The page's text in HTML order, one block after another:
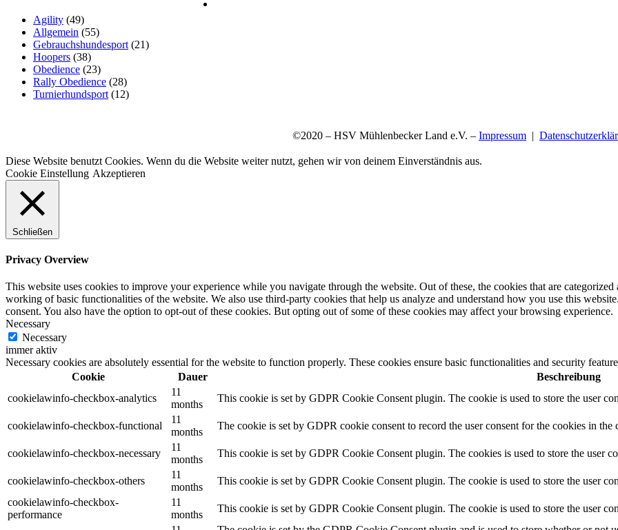
Agility (49)
Allgemein (55)
Gebrauchshundesport (21)
Hoopers (38)
Obedience (23)
Rally Obedience (28)
Turnierhundsport (12)
©2020 – HSV Mühlenbecker Land e.V. – Impressum |
Diese Website benutzt Cookies. Wenn du die Website weiter nutzt, gehen wir von deinem Einverständnis aus.
Cookie Einstellung Akzeptieren
Schließen
Privacy Overview
This website uses cookies to improve your experience while you navigate through the website. Out of these, the cookies that are categorized
working of basic functionalities of the website. We also use third-party cookies that help us analyze and understand how you use this
consent. You also have the option to opt-out of these cookies. But opting out of some of these cookies may affect your browsing experience.
Necessary
Necessary
immer aktiv
Necessary cookies are absolutely essential for the website to function properly. These cookies ensure basic functionalities and security
Cookie
Dauer
Beschreibung
cookielawinfo-checkbox-analytics
11
months
This cookie is set by GDPR Cookie Consent plugin. The cookie is used to store the user
cookielawinfo-checkbox-functional
11
months
The cookie is set by GDPR cookie consent to record the user consent for the cookies in
cookielawinfo-checkbox-necessary
11
months
This cookie is set by GDPR Cookie Consent plugin. The cookies is used to store the user
cookielawinfo-checkbox-others
11
months
This cookie is set by GDPR Cookie Consent plugin. The cookie is used to store the user
cookielawinfo-checkbox-
performance
11
months
This cookie is set by GDPR Cookie Consent plugin. The cookie is used to store the user